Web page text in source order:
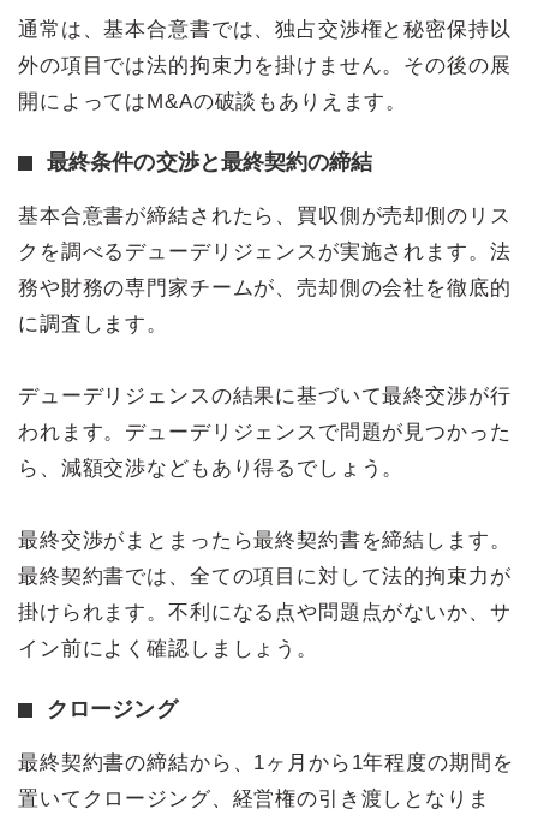
通常は、基本合意書では、独占交渉権と秘密保持以
外の項目では法的拘束力を掛けません。その後の展
開によってはM&Aの破談もありえます。
最終条件の交渉と最終契約の締結
基本合意書が締結されたら、買収側が売却側のリス
クを調べるデューデリジェンスが実施されます。法
務や財務の専門家チームが、売却側の会社を徹底的
に調査します。
デューデリジェンスの結果に基づいて最終交渉が行
われます。デューデリジェンスで問題が見つかった
ら、減額交渉などもあり得るでしょう。
最終交渉がまとまったら最終契約書を締結します。
最終契約書では、全ての項目に対して法的拘束力が
掛けられます。不利になる点や問題点がないか、サ
イン前によく確認しましょう。
クロージング
最終契約書の締結から、1ヶ月から1年程度の期間を
置いてクロージング、経営権の引き渡しとなりま